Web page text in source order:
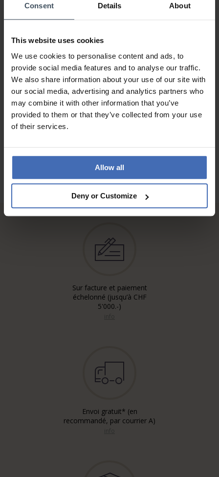
Consent Details About
This website uses cookies
We use cookies to personalise content and ads, to
provide social media features and to analyse our traffic.
We also share information about your use of our site with
our social media, advertising and analytics partners who
may combine it with other information that you’ve
provided to them or that they’ve collected from your use
of their services.
Allow all
Deny or Customize
Avis par Cesar Rufino
dimanche, 7 novembre 2021
LOOK
QUALITÉ
Habe für ein Familienmitglied gekauft als dankeschön. Er ist
faziniert. Er legt es mit allem, es passt mit Jeans und
elegantes Outfits.
AUX AVIS DES CLIENTS
Sur facture et paiement
échelonné (jusqu’à CHF
5'000.-)
Envoi gratuit* (en
recommandé, par courrier A)